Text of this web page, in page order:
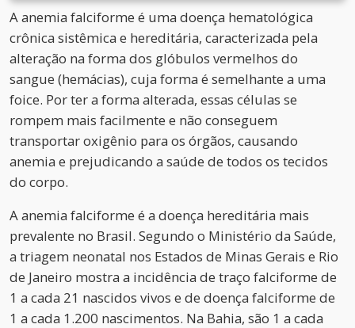
A anemia falciforme é uma doença hematológica
crônica sistêmica e hereditária, caracterizada pela
alteração na forma dos glóbulos vermelhos do
sangue (hemácias), cuja forma é semelhante a uma
foice. Por ter a forma alterada, essas células se
rompem mais facilmente e não conseguem
transportar oxigênio para os órgãos, causando
anemia e prejudicando a saúde de todos os tecidos
do corpo.
A anemia falciforme é a doença hereditária mais
prevalente no Brasil. Segundo o Ministério da Saúde,
a triagem neonatal nos Estados de Minas Gerais e Rio
de Janeiro mostra a incidência de traço falciforme de
1 a cada 21 nascidos vivos e de doença falciforme de
1 a cada 1.200 nascimentos. Na Bahia, são 1 a cada